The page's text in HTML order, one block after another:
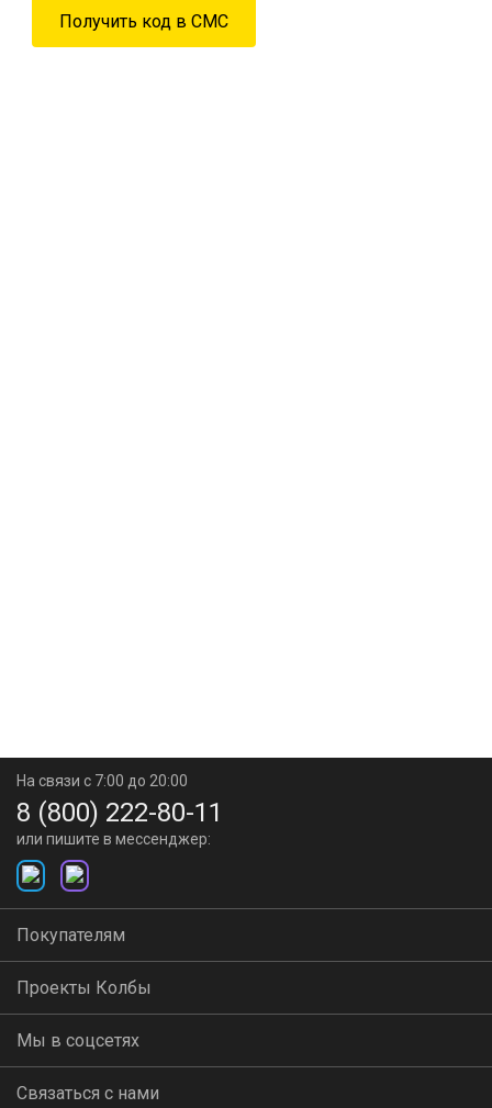
На связи с 7:00 до 20:00
8 (800) 222-80-11
или пишите в мессенджер:
Покупателям
Проекты Колбы
Мы в соцсетях
Связаться с нами